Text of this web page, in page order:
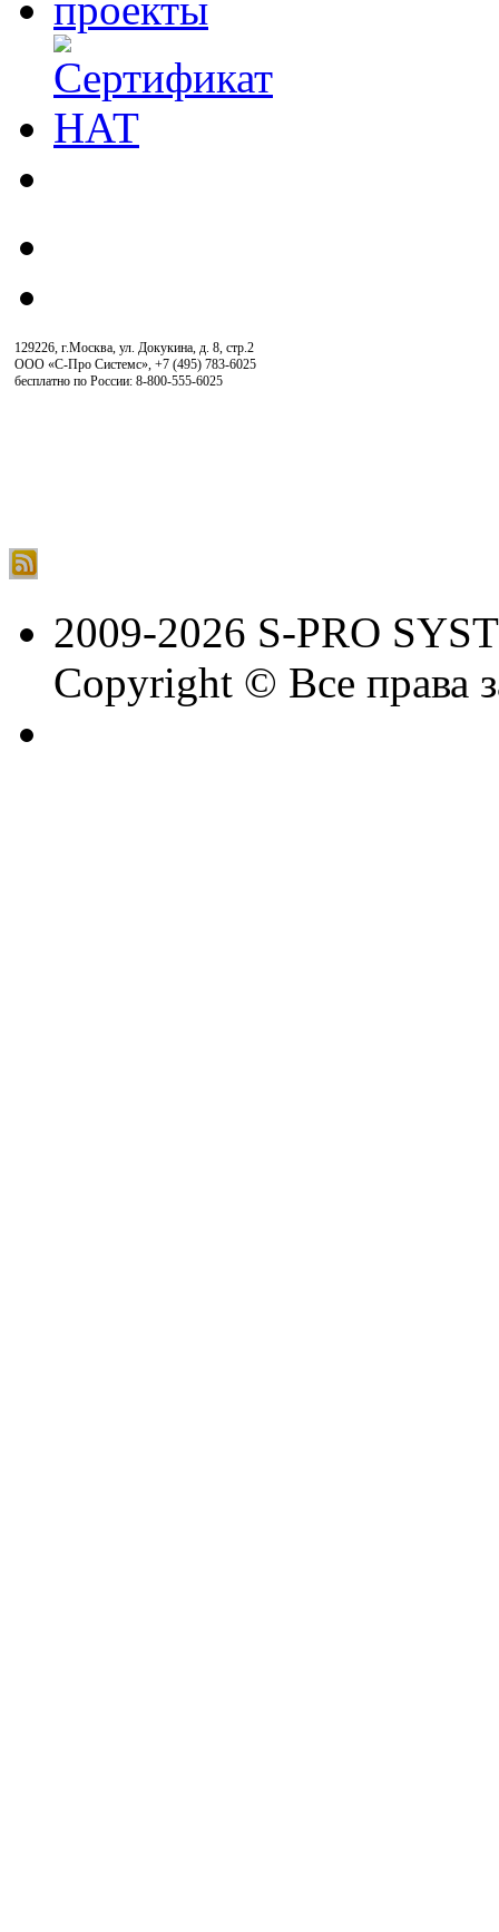
129226, г.Москва, ул. Докукина, д. 8, стр.2
ООО «С-Про Системс», +7 (495) 783-6025
бесплатно по России: 8-800-555-6025
2009-2026 S-PRO
Copyright © Все права